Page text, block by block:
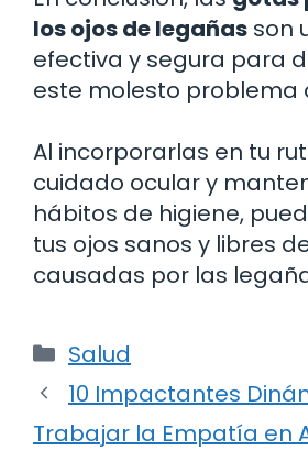
los ojos de legañas son
efectiva y segura para
este molesto problema
Al incorporarlas en tu
cuidado ocular y
hábitos de higiene,
tus ojos sanos y libres
causadas por las
Categorías
Salud
10 Impactantes
Trabajar la Empatía en